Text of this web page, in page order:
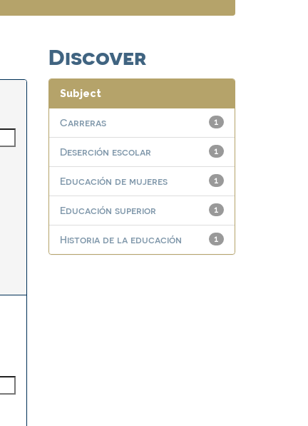
Discover
Subject
1
Carreras
1
Deserción escolar
1
Educación de mujeres
1
Educación superior
1
Historia de la educación